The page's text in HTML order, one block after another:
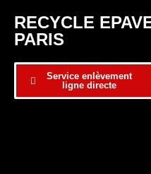
RECYCLE
PARIS
Service enlèvement
ligne directe